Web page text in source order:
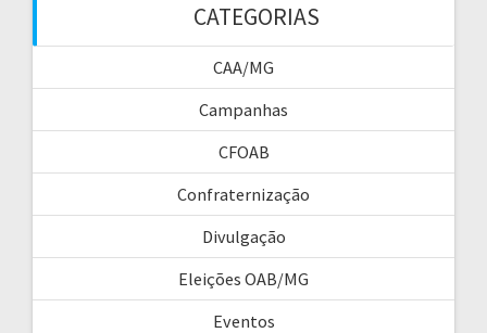
CATEGORIAS
CAA/MG
Campanhas
CFOAB
Confraternização
Divulgação
Eleições OAB/MG
Eventos